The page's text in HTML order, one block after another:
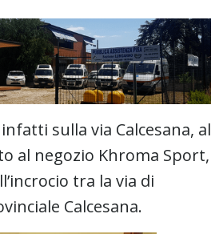
sulla via Calcesana, al
al negozio Khroma Sport,
tra la via di
Calcesana.